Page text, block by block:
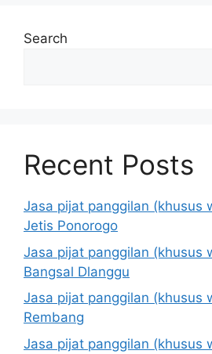
Search
Recent Posts
Jasa pijat panggilan (khusus
Jetis Ponorogo
Jasa pijat panggilan (khusus
Bangsal Dlanggu
Jasa pijat panggilan (khusus
Rembang
Jasa pijat panggilan (khusus